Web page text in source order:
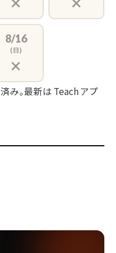
8/16
(日)
×
み。最新は Teach アプ